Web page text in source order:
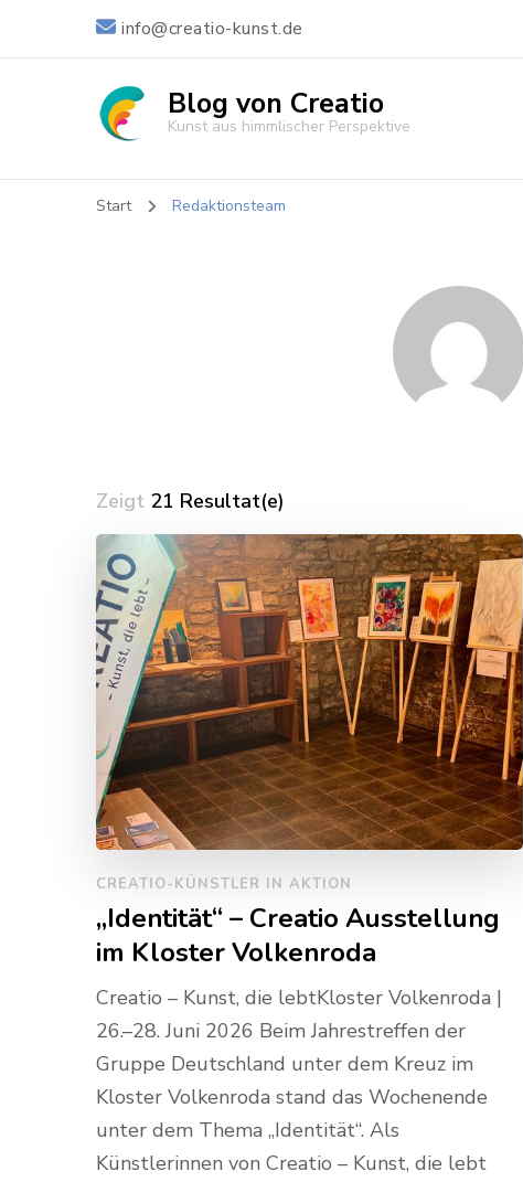
info@creatio-kunst.de
Blog von Creatio
Kunst aus himmlischer Perspektive
Start Redaktionsteam
Zeigt 21 Resultat(e)
CREATIO-KÜNSTLER IN AKTION
„Identität“ – Creatio Ausstellung
im Kloster Volkenroda
Creatio – Kunst, die lebtKloster Volkenroda |
26.–28. Juni 2026 Beim Jahrestreffen der
Gruppe Deutschland unter dem Kreuz im
Kloster Volkenroda stand das Wochenende
unter dem Thema „Identität“. Als
Künstlerinnen von Creatio – Kunst, die lebt